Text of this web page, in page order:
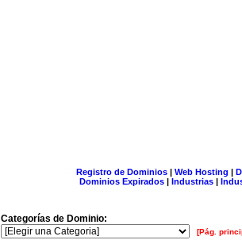
Registro de Dominios| Web Hosting |
Dominios Expirados | Industrias |
Categorías de Dominio:
[Pág.